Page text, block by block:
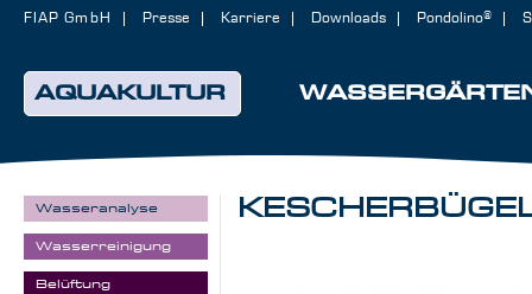
AQUAKULTUR
FIAP GmbH Presse Karriere Downloads Pondolino®
Wasseranalyse
Wasserreinigung
Belüftung